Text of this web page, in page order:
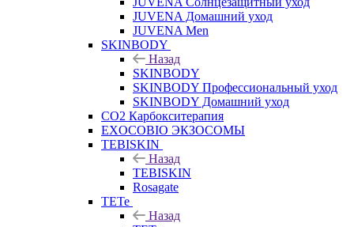
JUVENA Домашний уход
JUVENA Men
SKINBODY
Назад
SKINBODY
SKINBODY Профессиональный уход
SKINBODY Домашний уход
CO2 Карбокситерапия
EXOCOBIO ЭКЗОСОМЫ
TEBISKIN
Назад
TEBISKIN
Rosagate
TETe
Назад